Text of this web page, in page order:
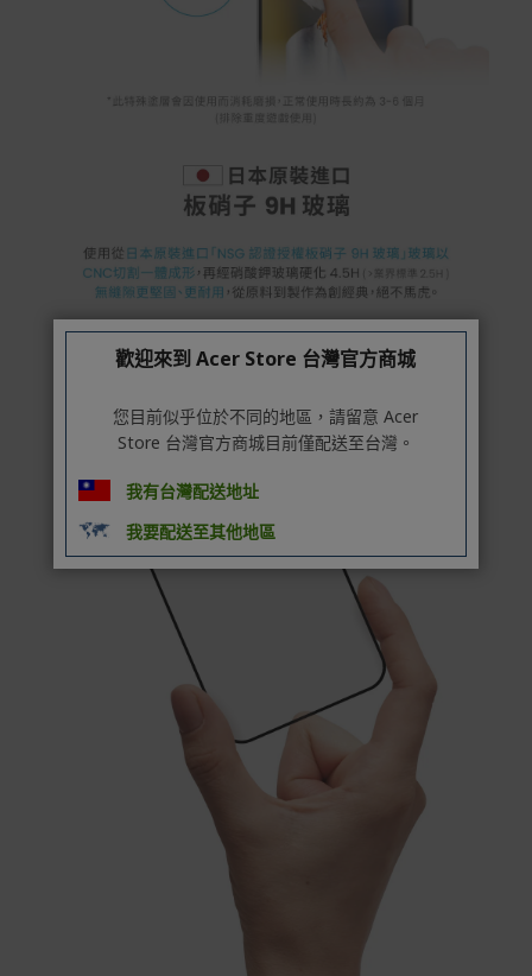
歡迎來到 Acer Store 台灣官方商城
您目前似乎位於不同的地區，請留意 Acer
Store 台灣官方商城目前僅配送至台灣。
我有台灣配送地址
我要配送至其他地區